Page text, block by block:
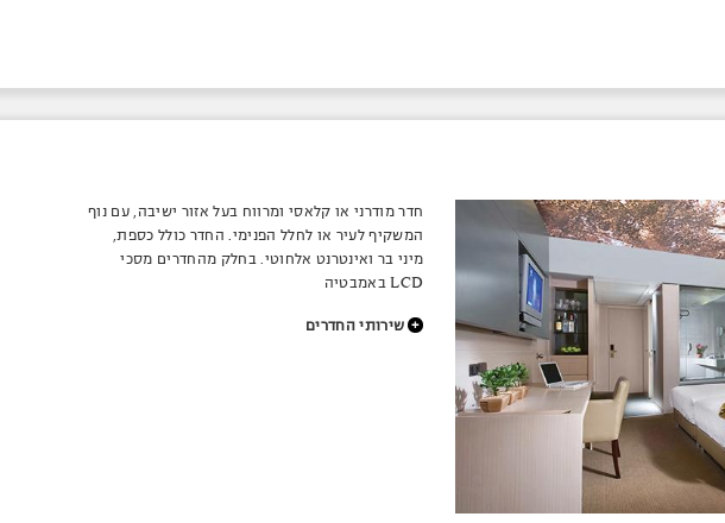
חדר מודרני או קלאסי ומרווח בעל אזור ישיבה, עם נוף
המשקיף לעיר או לחלל הפנימי. החדר כולל כספת,
מיני בר ואינטרנט אלחוטי. בחלק מהחדרים מסכי
LCD באמבטיה
+ שירותי החדרים